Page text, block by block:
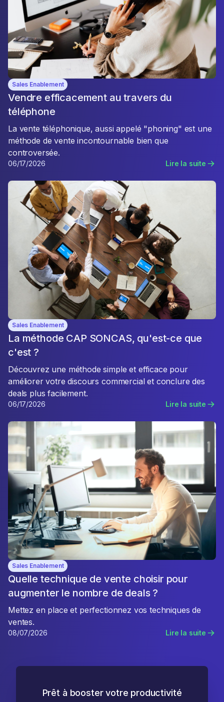
Sales Enablement
Vendre efficacement au travers du
téléphone
La vente téléphonique, aussi appelé "phoning" est une
méthode de vente incontournable bien que
controversée.
06/17/2026 Lire la suite
Sales Enablement
La méthode CAP SONCAS, qu'est-ce que
c'est ?
Découvrez une méthode simple et efficace pour
améliorer votre discours commercial et conclure des
deals plus facilement.
06/17/2026 Lire la suite
Sales Enablement
Quelle technique de vente choisir pour
augmenter le nombre de deals ?
Mettez en place et perfectionnez vos techniques de
ventes.
08/07/2026 Lire la suite
Prêt à booster votre productivité